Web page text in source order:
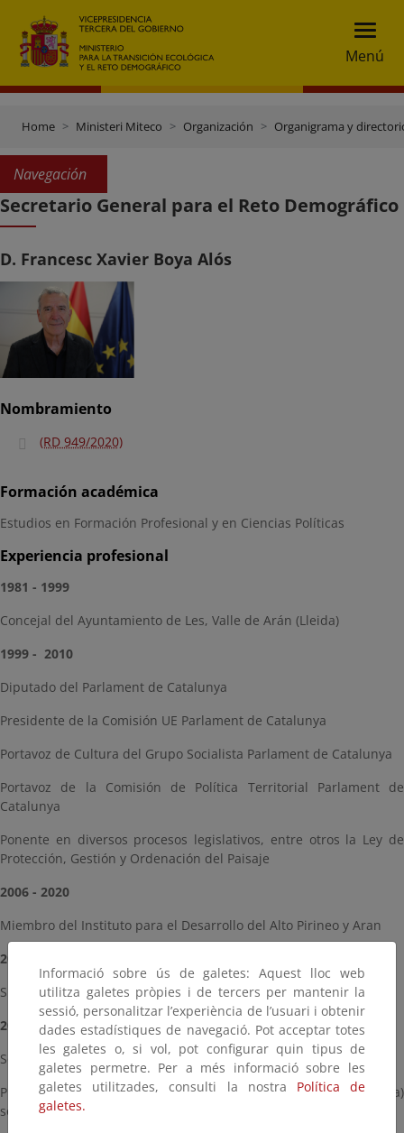
Menú
Home Ministeri Miteco Organización Organigrama y
Navegación
Secretario General para el Reto Demográfico
D. Francesc Xavier Boya Alós
Nombramiento
(RD 949/2020)
Formación académica
Estudios en Formación Profesional y en Ciencias Políticas
Experiencia profesional
1981 - 1999
Concejal del Ayuntamiento de Les, Valle de Arán (Lleida)
1999 - 2010
Diputado del Parlament de Catalunya
Presidente de la Comisión UE Parlament de Catalunya
Portavoz de Cultura del Grupo Socialista Parlament de Catalunya
Portavoz de la Comisión de Política Territorial Parlament de
Catalunya
Ponente en diversos procesos legislativos, entre otros la Ley de
Protección, Gestión y Ordenación del Paisaje
2006 - 2020
Miembro del Instituto para el Desarrollo del Alto Pirineo y Aran
2011 - 2015 y 2019 - 2020
Síndic d’Aran (jefe de la administración propia del Valle de Arán)
2011 - 2015
Senador en las Cortes Españolas
Proponente y ponente del estudio en el Senado (X legislatura)
sobre el desarrollo de las zonas de montaña en España
Informació sobre ús de galetes: Aquest lloc web
utilitza galetes pròpies i de tercers per mantenir la
sessió, personalitzar l’experiència de l’usuari i obtenir
dades estadístiques de navegació. Pot acceptar totes
les galetes o, si vol, pot configurar quin tipus de
galetes permetre. Per a més informació sobre les
galetes utilitzades, consulti la nostra Política de
galetes.